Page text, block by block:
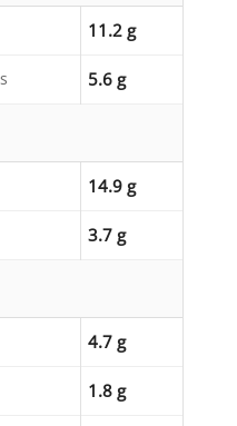
11.2 g
5.6 g
14.9 g
3.7 g
4.7 g
1.8 g